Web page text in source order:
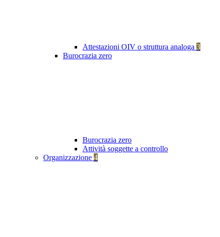
Attestazioni OIV o struttura analoga 3
Burocrazia zero
Burocrazia zero
Attività soggette a controllo
Organizzazione 4